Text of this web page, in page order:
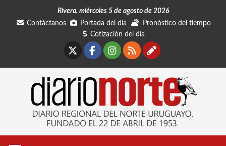
Rivera, miércoles 5 de agosto de 2026
Contáctanos
Portada del día
Pronóstico del tiempo
Cotización del día
Facebook
Instagram
RSSContáctanos